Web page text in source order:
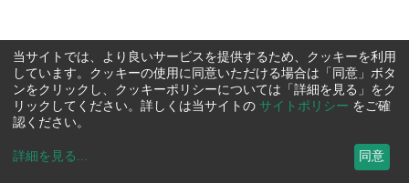
当サイトでは、より良いサービスを提供するため、クッキーを利用
しています。クッキーの使用に同意いただける場合は「同意」ボタ
ンをクリックし、クッキーポリシーについては「詳細を見る」をク
リックしてください。詳しくは当サイトの サイトポリシー をご確
認ください。
詳細を見る ... 同意